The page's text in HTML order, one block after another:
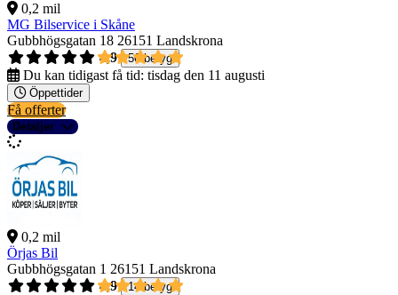
0,2 mil
MG Bilservice i Skåne
Gubbhögsgatan 18 26151 Landskrona
4,9
56 betyg
Du kan tidigast få tid: tisdag den 11 augusti
Öppettider
Få offerter
Detaljer
0,2 mil
Örjas Bil
Gubbhögsgatan 1 26151 Landskrona
4,9
14 betyg